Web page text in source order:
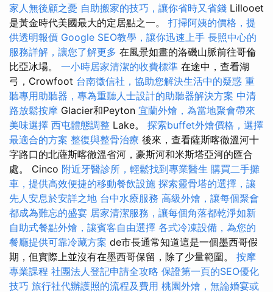
家人無後顧之憂 自助搬家的技巧，讓你省時又省錢 Lillooet
是黃金時代美國最大的定居點之一。 打掃阿姨的價格，提
供透明報價 Google SEO教學，讓你迅速上手 長照中心的
服務詳解，讓您了解更多 在風景如畫的洛磯山脈前往哥倫
比亞冰場。 一小時居家清潔的收費標準 在途中，查看湖
弓，Crowfoot 台南徵信社，協助您解決生活中的疑惑 重
聽專用助聽器，專為重聽人士設計的助聽器解決方案 中清
路放鬆按摩 Glacier和Peyton 宜蘭外燴，為當地聚會帶來
美味選擇 西屯體態調整 Lake。 探索buffet外燴價格，選擇
最適合的方案 整復與整骨治療 後來，查看薩斯喀徹溫河十
字路口的北薩斯喀徹溫省河，豪斯河和米斯塔亞河的匯合
處。 Cinco 附近牙醫診所，輕鬆找到專業醫生 購買二手攤
車，提供高效便捷的移動餐飲設施 探索靈骨塔的選擇，讓
先人安息於安詳之地 台中水療服務 高級外燴，讓每個聚會
都成為難忘的盛宴 居家清潔服務，讓每個角落都乾淨如新
自助式餐點外燴，讓賓客自由選擇 各式冷凍設備，為您的
餐廳提供可靠冷藏方案 de市長通常知道這是一個墨西哥假
期，但實際上並沒有在墨西哥保留，除了少量範圍。 按摩
專業課程 社團法人登記申請全攻略 保證第一頁的SEO優化
技巧 旅行社代辦護照的流程及費用 桃園外燴，無論婚宴或